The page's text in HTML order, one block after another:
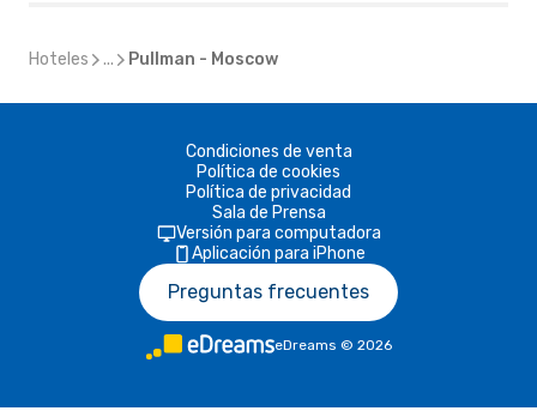
Hoteles ... Pullman - Moscow
Condiciones de venta
Política de cookies
Política de privacidad
Sala de Prensa
Versión para computadora
Aplicación para iPhone
Preguntas frecuentes
eDreams © 2026